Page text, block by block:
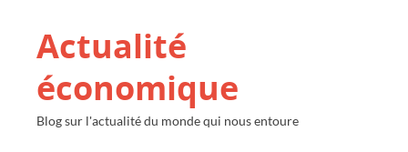
Actualité
économique
Blog sur l'actualité du monde qui nous entoure